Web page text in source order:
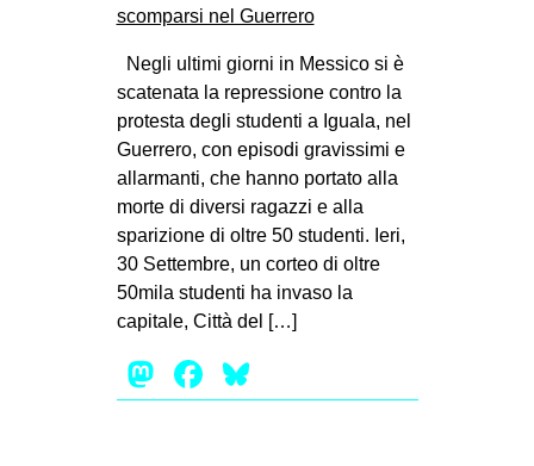
Negli ultimi giorni in Messico si è
scatenata la repressione contro la
protesta degli studenti a Iguala, nel
Guerrero, con episodi gravissimi e
allarmanti, che hanno portato alla
morte di diversi ragazzi e alla
sparizione di oltre 50 studenti. Ieri,
30 Settembre, un corteo di oltre
50mila studenti ha invaso la
capitale, Città del […]
Mastodon
Facebook